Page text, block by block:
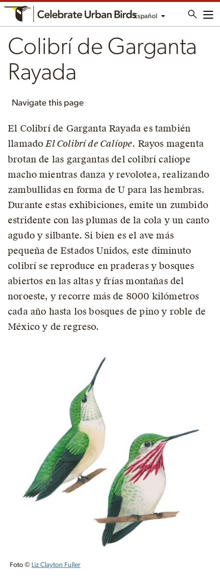
Español
Colibrí de Garganta
Rayada
Navigate this page
El Colibrí de Garganta Rayada es también
llamadoEl Colibrí de Calíope. Rayos magenta
brotan de las gargantas del colibrí calíope
macho mientras danza y revolotea, realizando
zambullidas en forma de U para las hembras.
Durante estas exhibiciones, emite un zumbido
estridente con las plumas de la cola y un canto
agudo y silbante. Si bien es el ave más
pequeña de Estados Unidos, este diminuto
colibrí se reproduce en praderas y bosques
abiertos en las altas y frías montañas del
noroeste, y recorre más de 8000 kilómetros
cada año hasta los bosques de pino y roble de
México y de regreso.
Foto © Liz Clayton Fuller